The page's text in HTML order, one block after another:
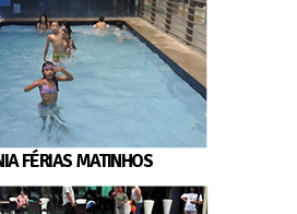
FÉRIAS MATINHOS